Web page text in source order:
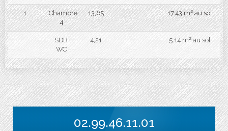
1
Chambre
4
13,65 17.43 m² au sol
SDB +
WC
4,21 5.14 m² au sol
02.99.46.11.01